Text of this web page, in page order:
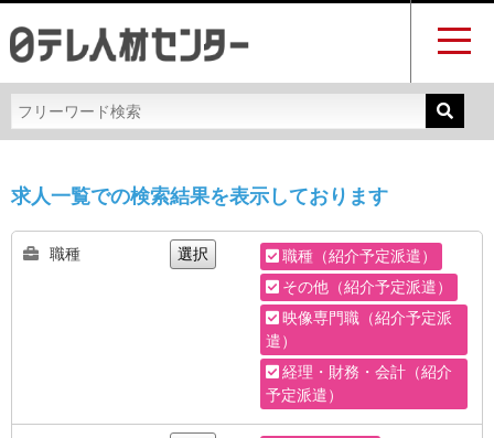
求人一覧での検索結果を表示しております
職種 選択
職種（紹介予定派遣）
その他（紹介予定派遣）
映像専門職（紹介予定派
遣）
経理・財務・会計（紹介
予定派遣）